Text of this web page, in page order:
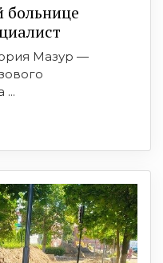
больнице
Мазур —
...